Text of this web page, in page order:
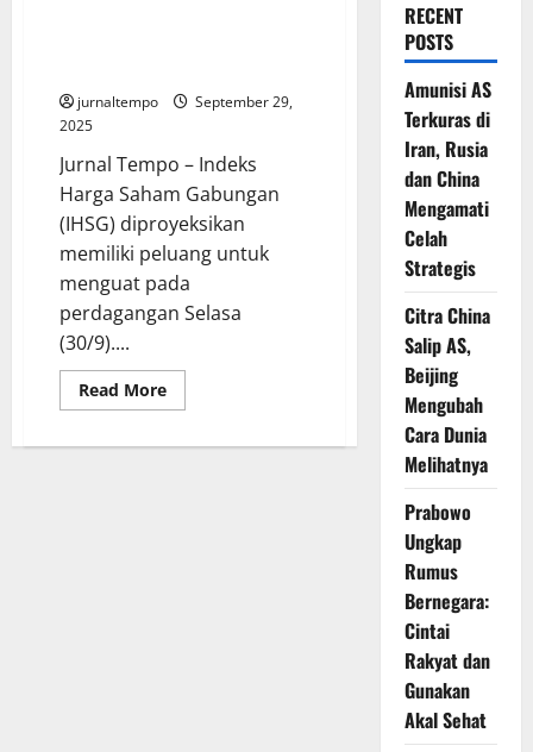
jurnaltempo
September 29,
2025
Jurnal Tempo – Indeks
Harga Saham Gabungan
(IHSG) diproyeksikan
memiliki peluang untuk
menguat pada
perdagangan Selasa
(30/9)....
Read MoreRead
more
Diperkirakan
RECENT
POSTS
Amunisi AS
Terkuras di
Iran, Rusia
dan China
Mengamati
Celah
Strategis
Citra China
Salip AS,
Beijing
Mengubah
Cara Dunia
Melihatnya
Prabowo
Ungkap
Rumus
Bernegara:
Cintai
Rakyat dan
Gunakan
Akal Sehat